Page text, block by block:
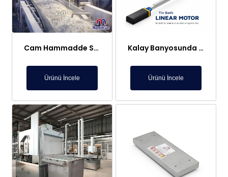
Cam Hammadde Sektörü İçin Askı Tipi Neodimyum Plaka Mıknatıs | Yüksek Gauss Manyetik Separatör
Ürünü İncele
Kalay Banyosunda Lineer Elektromıknatıs: Sıcaklık Homojenliği ve Oksit Temizleme
Ürünü İncele